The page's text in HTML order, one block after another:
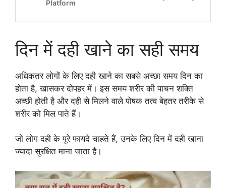
दिन में दही खाने का सही समय
अधिकतर लोगों के लिए दही खाने का सबसे अच्छा समय दिन का
होता है, खासकर दोपहर में। इस समय शरीर की पाचन शक्ति
अच्छी होती है और दही से मिलने वाले पोषक तत्व बेहतर तरीके से
शरीर को मिल पाते हैं।
जो लोग दही के पूरे फायदे चाहते हैं, उनके लिए दिन में दही खाना
ज्यादा सुरक्षित माना जाता है।